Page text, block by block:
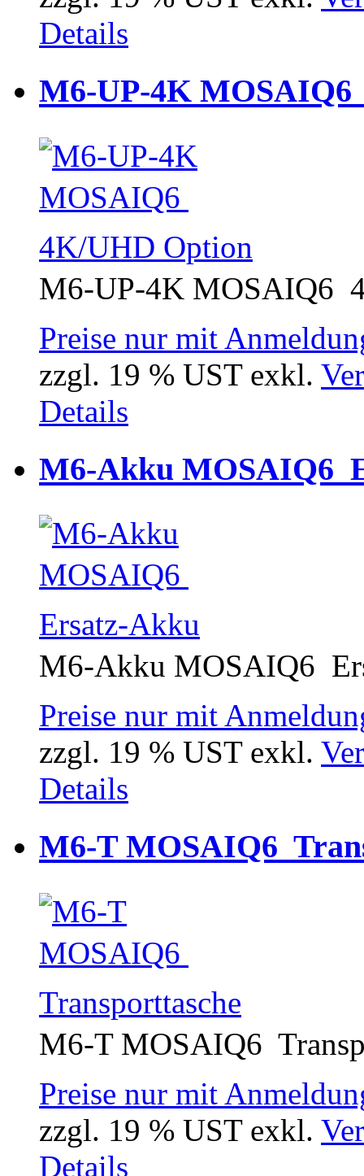
Details
M6-UP-4K MOSAIQ6
M6-UP-4K MOSAIQ6 
Preise nur mit
zzgl. 19 % UST exkl.
Details
M6-Akku MOSAIQ6 
M6-Akku MOSAIQ6 
Preise nur mit
zzgl. 19 % UST exkl.
Details
M6-T MOSAIQ6 
M6-T MOSAIQ6 
Preise nur mit
zzgl. 19 % UST exkl.
Details